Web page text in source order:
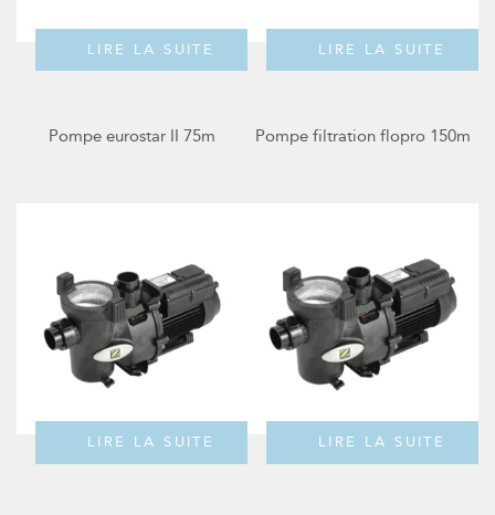
LIRE LA SUITE
Pompe eurostar II 75m
LIRE LA SUITE
Pompe filtration flopro 150m
LIRE LA SUITE LIRE LA SUITE